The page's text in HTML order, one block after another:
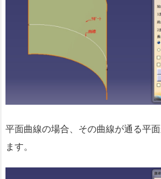
平面曲線の場合、その曲線が通る平
ます。